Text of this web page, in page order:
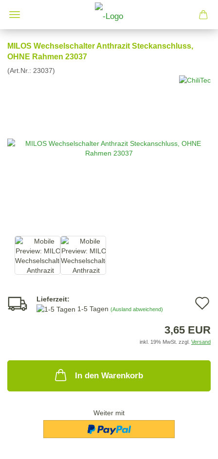
MILOS Wechselschalter Anthrazit Steckanschluss,
OHNE Rahmen 23037
(Art.Nr.: 23037)
Lieferzeit:
1-5 Tagen (Ausland abweichend)
3,65 EUR
inkl. 19% MwSt. zzgl. Versand
In den Warenkorb
Weiter mit